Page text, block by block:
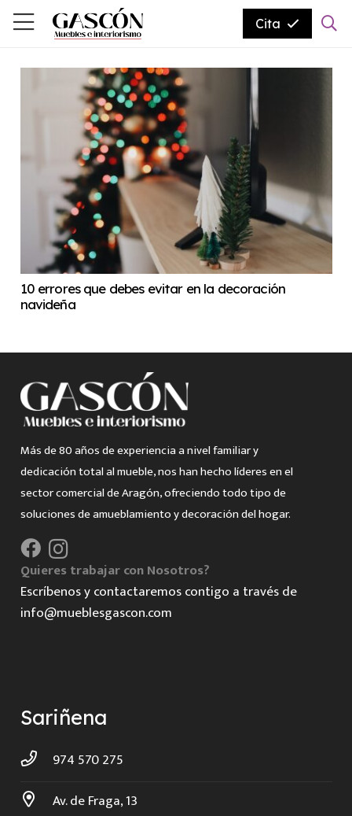
Cita
10 errores que debes evitar en la decoración
navideña
Más de 80 años de experiencia a nivel familiar y
dedicación total al mueble, nos han hecho líderes en el
sector comercial de Aragón, ofreciendo todo tipo de
soluciones de amueblamiento y decoración del hogar.
Quieres trabajar con Nosotros?
Escríbenos y contactaremos contigo a través de
info@mueblesgascon.com
Sariñena
974 570 275
Av. de Fraga, 13